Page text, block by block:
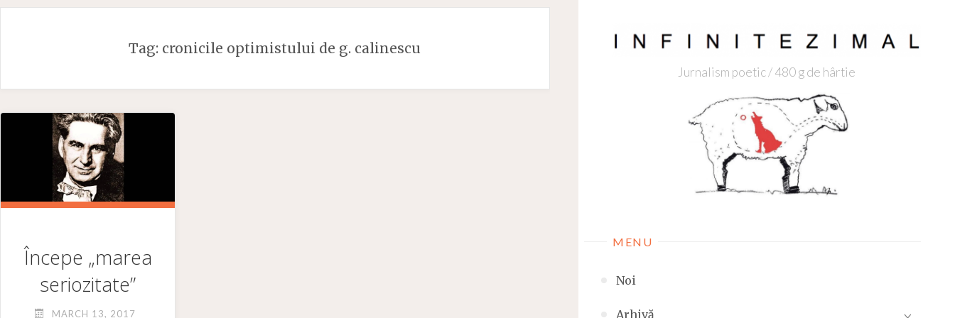
Skip
Jurnalism poetic / 480 g de hârtie
MENU
Noi
Arhivă
Tag: cronicile optimistului de g. calinescu
Începe „marea
seriozitate”
MARCH 13, 2017